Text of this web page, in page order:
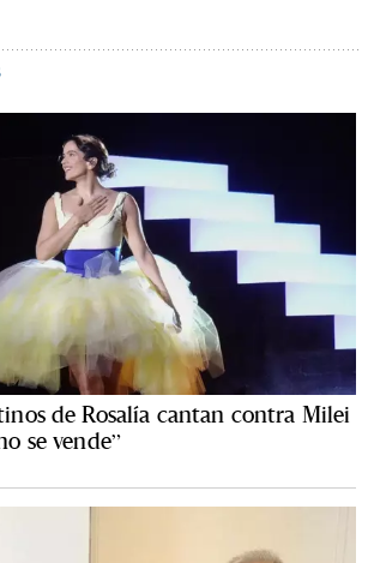
de Rosalía cantan contra Milei
se vende”